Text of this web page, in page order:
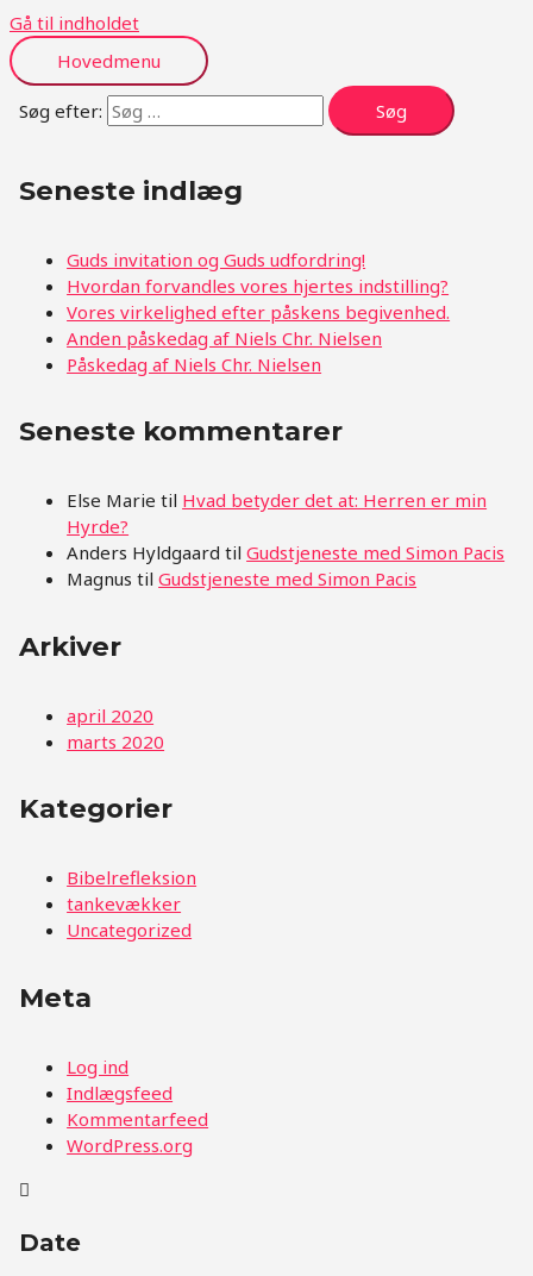
Gå til indholdet
Hovedmenu
Søg efter:
Seneste indlæg
Guds invitation og Guds udfordring!
Hvordan forvandles vores hjertes indstilling?
Vores virkelighed efter påskens begivenhed.
Anden påskedag af Niels Chr. Nielsen
Påskedag af Niels Chr. Nielsen
Seneste kommentarer
Else Marie til Hvad betyder det at: Herren er min
Hyrde?
Anders Hyldgaard tilGudstjeneste med Simon Pacis
Magnus tilGudstjeneste med Simon Pacis
Arkiver
april 2020
marts 2020
Kategorier
Bibelrefleksion
tankevækker
Uncategorized
Meta
Log ind
Indlægsfeed
Kommentarfeed
WordPress.org
Date